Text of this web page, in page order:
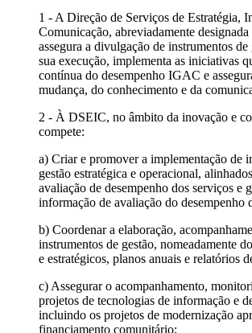
1 - A Direção de Serviços de Estratégia,
Comunicação, abreviadamente
assegura a divulgação de instrumentos de
sua execução, implementa as iniciativas
contínua do desempenho IGAC e
mudança, do conhecimento e da
2 - À DSEIC, no âmbito da inovação e
compete:
a) Criar e promover a implementação de
gestão estratégica e operacional,
avaliação de desempenho dos serviços e
informação de avaliação do desempenho
b) Coordenar a elaboração,
instrumentos de gestão, nomeadamente
e estratégicos, planos anuais e relatórios
c) Assegurar o acompanhamento,
projetos de tecnologias de informação e
incluindo os projetos de modernização
financiamento comunitário;